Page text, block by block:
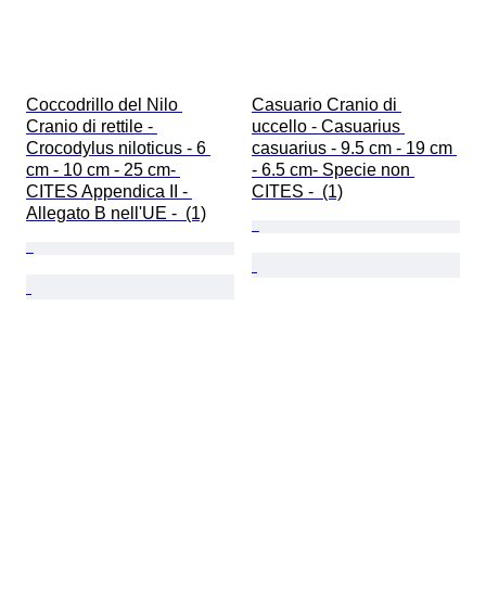
Coccodrillo del Nilo
Cranio di rettile -
Crocodylus niloticus - 6
cm - 10 cm - 25 cm-
CITES Appendica II -
Allegato B nell'UE -  (1)
Casuario Cranio di
uccello - Casuarius
casuarius - 9.5 cm - 19 cm
- 6.5 cm- Specie non
CITES -  (1)